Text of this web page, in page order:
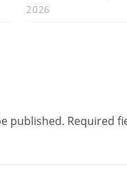
2026
published. Required